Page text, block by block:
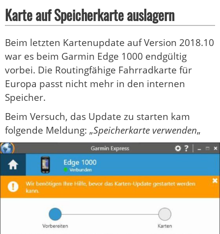
Karte auf Speicherkarte auslagern
Beim letzten Kartenupdate auf Version 2018.10
war es beim Garmin Edge 1000 endgültig
vorbei. Die Routingfähige Fahrradkarte für
Europa passt nicht mehr in den internen
Speicher.
Beim Versuch, das Update zu starten kam
folgende Meldung: „Speicherkarte verwenden„